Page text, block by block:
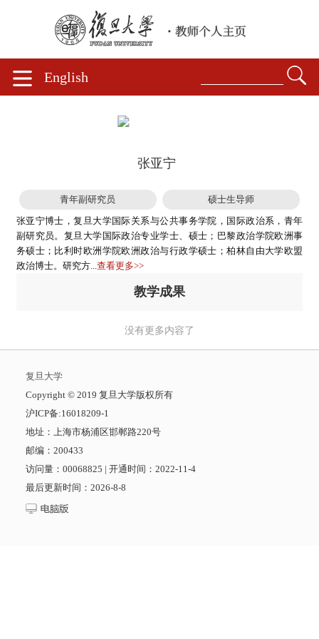
English
张亚宁
青年副研究员
硕士生导师
张亚宁博士，复旦大学国际关系与公共事务学院，国际政治系，青年
副研究员。复旦大学国际政治专业学士、硕士；巴黎政治学院欧洲事
务硕士；比利时欧洲学院欧洲政治与行政学硕士；柏林自由大学欧盟
政治博士。研究方... 查看更多>>
教学成果
没有更多内容了
复旦大学
​Copyright © 2019 复旦大学版权所有
沪ICP备:16018209-1
地址：上海市杨浦区邯郸路220号
邮编：200433
访问量： 00068825 | 开通时间： 2022-11 -4
最后更新时间： 2026-8-8